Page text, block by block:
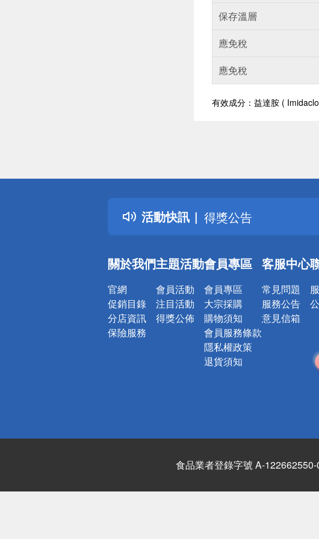
保存溫層
應免稅
應免稅
有效成分：益達胺 (
活動快訊
詐騙網頁！請小心！
得獎公告
熱門話題
銀行優惠
詐騙網頁！請小心！
關於我們
官網
促銷目錄
分店資訊
保險服務
主題活動
會員活動
注目活動
得獎公佈
會員專區
會員專區
大宗採購
購物須知
會員服務條款
隱私權政策
退貨須知
客服中心
常見問題
服務公告
意見信箱
食品業者登錄字號 A-